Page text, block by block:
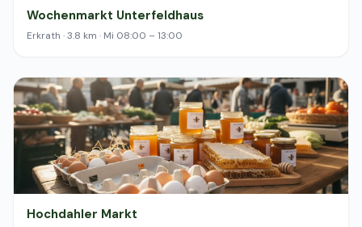
Wochenmarkt Unterfeldhaus
Erkrath · 3.8 km · Mi 08:00 – 13:00
Hochdahler Markt